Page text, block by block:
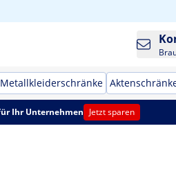
Ihr Unternehmen Jetzt sparen